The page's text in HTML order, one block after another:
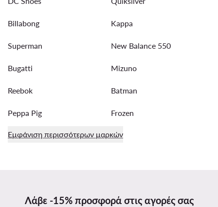
Billabong Kappa
Superman New Balance 550
Bugatti Mizuno
Reebok Batman
Peppa Pig Frozen
Εμφάνιση περισσότερων μαρκών
Λάβε -15% προσφορά στις αγορές σας